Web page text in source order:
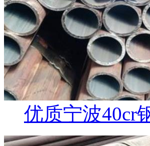
优质宁波40cr